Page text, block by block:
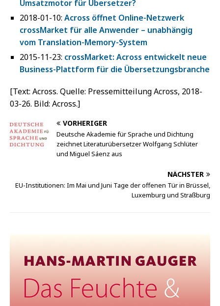
Umsatzmotor für Übersetzer?
2018-01-10: Across öffnet Online-Netzwerk
crossMarket für alle Anwender – unabhängig
vom Translation-Memory-System
2015-11-23: crossMarket: Across entwickelt neue
Business-Plattform für die Übersetzungsbranche
[Text: Across. Quelle: Pressemitteilung Across, 2018-
03-26. Bild: Across.]
VORHERIGER
Deutsche Akademie für Sprache und Dichtung
zeichnet Literaturübersetzer Wolfgang Schlüter
und Miguel Sáenz aus
NÄCHSTER
EU-Institutionen: Im Mai und Juni Tage der offenen Tür in Brüssel,
Luxemburg und Straßburg